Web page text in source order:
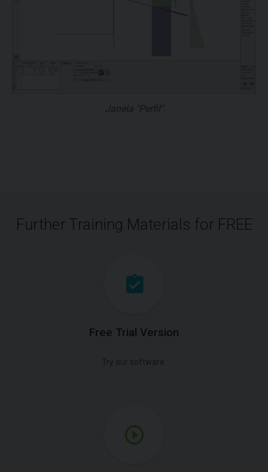
Janela "Perfil"
Further Training Materials for FREE
Free Trial Version